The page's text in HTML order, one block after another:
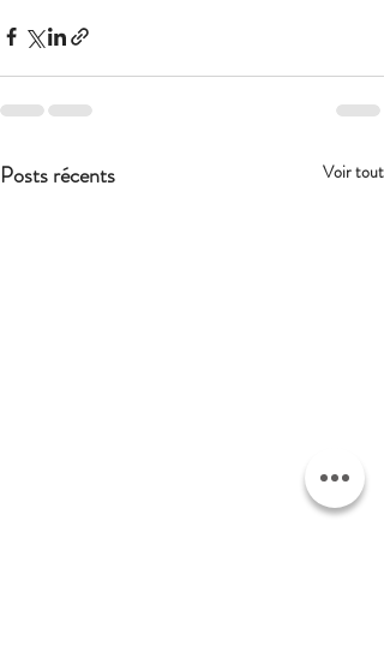
Posts récents Voir tout